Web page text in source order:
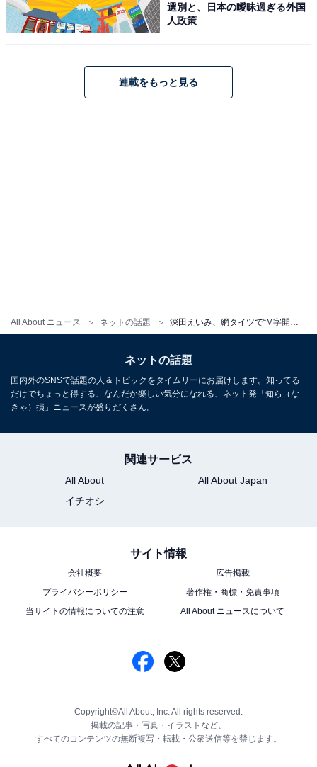
All About ニュース ネットの話題
選別と、日本の曖昧過ぎる外国
人政策
連載をもっと見る
ネットの話題
国内外のSNSで話題の人＆トピックをタイムリーにお届けします。知ってる
だけでちょっと得する、なんだか楽しい気分になれる、ネット発「知ら（な
きゃ）損」ニュースが盛りだくさん。
関連サービス
All About
All About Japan
イチオシ
サイト情報
会社概要
広告掲載
プライバシーポリシー
著作権・商標・免責事項
当サイトの情報についての注意
All About ニュースについて
Copyright©All About, Inc. All rights reserved.
掲載の記事・写真・イラストなど、
すべてのコンテンツの無断複写・転載・公衆送信等を禁じます。